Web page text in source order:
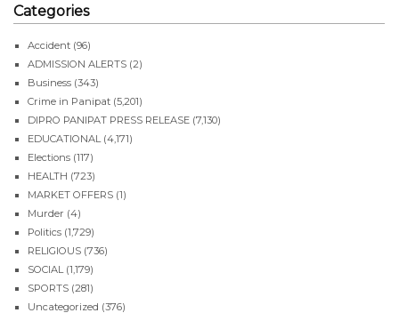
Categories
Accident (96)
ADMISSION ALERTS (2)
Business (343)
Crime in Panipat (5,201)
DIPRO PANIPAT PRESS RELEASE (7,130)
EDUCATIONAL (4,171)
Elections (117)
HEALTH (723)
MARKET OFFERS (1)
Murder (4)
Politics (1,729)
RELIGIOUS (736)
SOCIAL (1,179)
SPORTS (281)
Uncategorized (376)